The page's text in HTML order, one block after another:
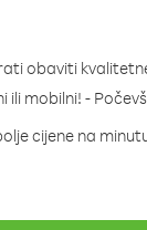
obaviti
ili mobilni! -
cijene na